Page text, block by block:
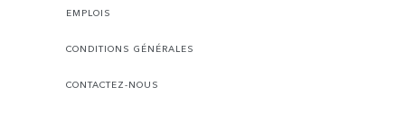
EMPLOIS
CONDITIONS GÉNÉRALES
CONTACTEZ-NOUS